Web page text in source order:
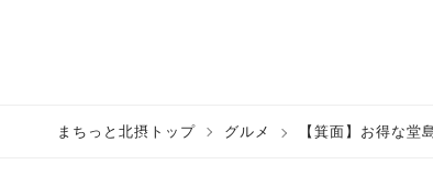
まちっと北摂トップ グルメ 【箕面】お得な